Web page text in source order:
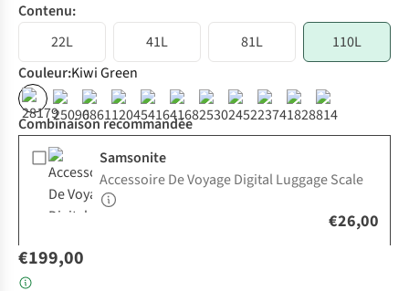
Contenu:
22L
41L 81L
110L
Couleur:Kiwi Green
Combinaison recommandée
Samsonite
Accessoire De Voyage Digital Luggage Scale
€26,00
€199,00